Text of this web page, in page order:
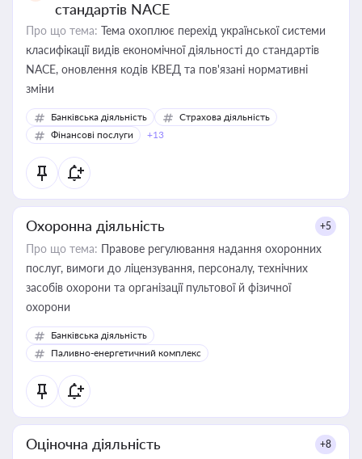
стандартів NACE
Про що тема: Тема охоплює перехід української системи
класифікації видів економічної діяльності до стандартів
NACE, оновлення кодів КВЕД та пов'язані нормативні
зміни
Банківська діяльність
Страхова діяльність
Фінансові послуги
+13
Охоронна діяльність +5
Про що тема: Правове регулювання надання охоронних
послуг, вимоги до ліцензування, персоналу, технічних
засобів охорони та організації пультової й фізичної
охорони
Банківська діяльність
Паливно-енергетичний комплекс
Оціночна діяльність +8